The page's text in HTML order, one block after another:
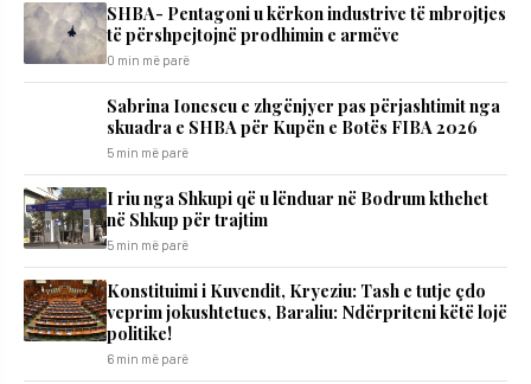
SHBA- Pentagoni u kërkon industrive të mbrojtjes
të përshpejtojnë prodhimin e armëve
0 min më parë
Sabrina Ionescu e zhgënjyer pas përjashtimit nga
skuadra e SHBA për Kupën e Botës FIBA 2026
5 min më parë
I riu nga Shkupi që u lënduar në Bodrum kthehet
në Shkup për trajtim
5 min më parë
​Konstituimi i Kuvendit, Kryeziu: Tash e tutje çdo
veprim jokushtetues, Baraliu: Ndërpriteni këtë lojë
politike!
6 min më parë